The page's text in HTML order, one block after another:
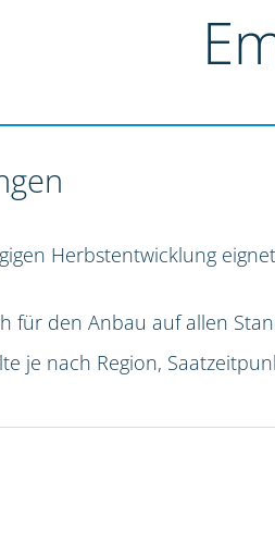
Herbstentwicklung
für den Anbau auf allen
je nach Region,